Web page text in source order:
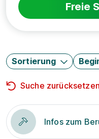
Freie
Sortierung
Suche zurücksetzen
Infos zum